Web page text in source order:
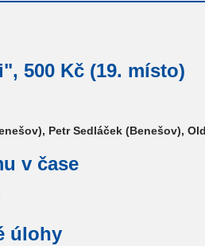
500 Kč (19. místo)
Petr Sedláček (Benešov),
v čase
úlohy